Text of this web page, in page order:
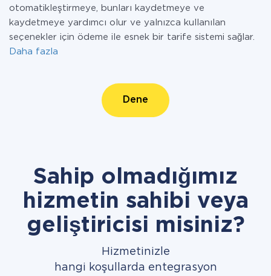
otomatikleştirmeye, bunları kaydetmeye ve
kaydetmeye yardımcı olur ve yalnızca kullanılan
seçenekler için ödeme ile esnek bir tarife sistemi sağlar.
Daha fazla
Dene
Sahip olmadığımız
hizmetin sahibi veya
geliştiricisi misiniz?
Hizmetinizle
hangi koşullarda entegrasyon